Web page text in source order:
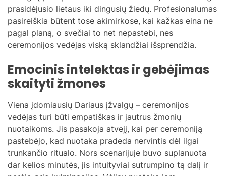
prasidėjusio lietaus iki dingusių žiedų. Profesionalumas
pasireiškia būtent tose akimirkose, kai kažkas eina ne
pagal planą, o svečiai to net nepastebi, nes
ceremonijos vedėjas viską sklandžiai išsprendžia.
Emocinis intelektas ir gebėjimas
skaityti žmones
Viena įdomiausių Dariaus įžvalgų – ceremonijos
vedėjas turi būti empatiškas ir jautrus žmonių
nuotaikoms. Jis pasakoja atvejį, kai per ceremoniją
pastebėjo, kad nuotaka pradeda nervintis dėl ilgai
trunkančio ritualo. Nors scenarijuje buvo suplanuota
dar kelios minutės, jis intuityviai sutrumpino tą dalį ir